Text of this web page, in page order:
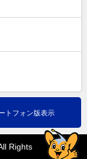
トフォン版表示
Rights